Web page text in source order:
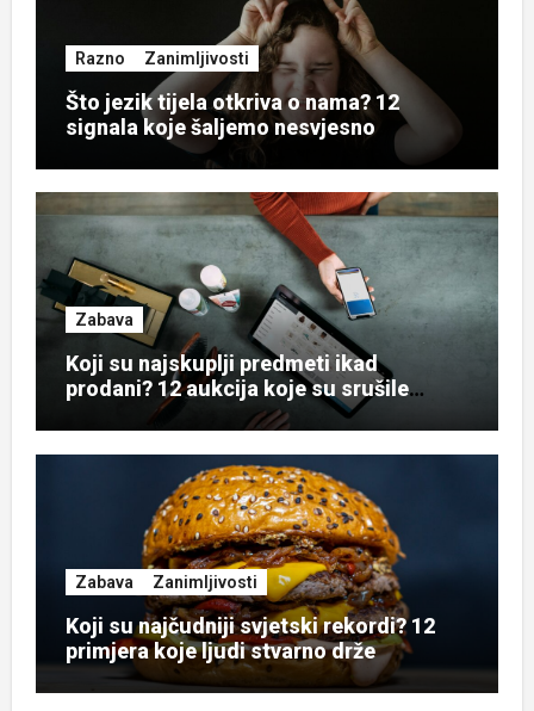
Razno Zanimljivosti
Što jezik tijela otkriva o nama? 12
signala koje šaljemo nesvjesno
Zabava
Koji su najskuplji predmeti ikad
prodani? 12 aukcija koje su srušile
Zabava Zanimljivosti
Koji su najčudniji svjetski rekordi? 12
primjera koje ljudi stvarno drže